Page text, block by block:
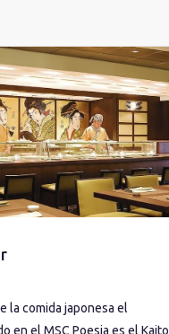
la comida japonesa el
en el MSC Poesia es el Kaito